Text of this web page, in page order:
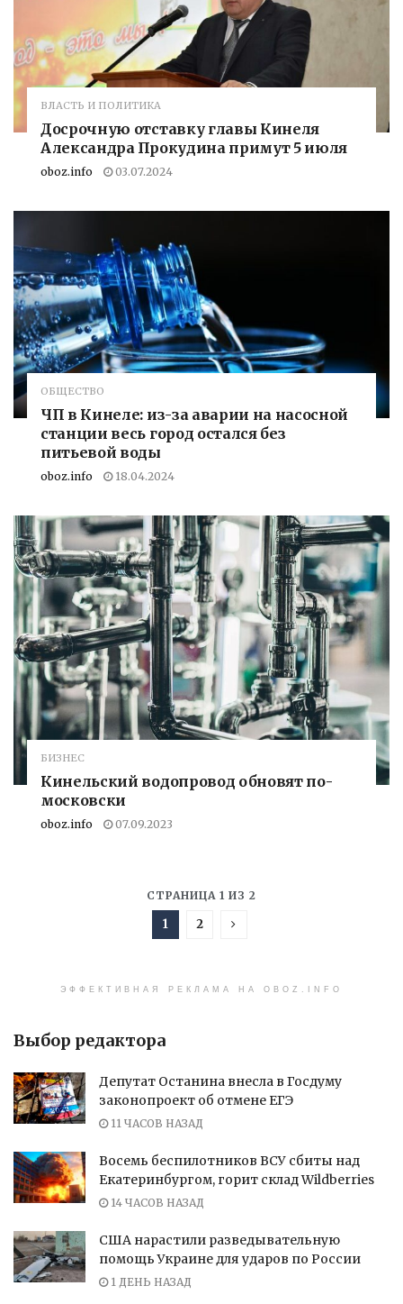
ВЛАСТЬ И ПОЛИТИКА
Досрочную отставку главы Кинеля
Александра Прокудина примут 5 июля
oboz.info 03.07.2024
ОБЩЕСТВО
ЧП в Кинеле: из-за аварии на насосной
станции весь город остался без
питьевой воды
oboz.info 18.04.2024
БИЗНЕС
Кинельский водопровод обновят по-
московски
oboz.info 07.09.2023
СТРАНИЦА 1 ИЗ 2
1 2
ЭФФЕКТИВНАЯ РЕКЛАМА НА OBOZ.INFO
Выбор редактора
Депутат Останина внесла в Госдуму
законопроект об отмене ЕГЭ
11 ЧАСОВ НАЗАД
Восемь беспилотников ВСУ сбиты над
Екатеринбургом, горит склад Wildberries
14 ЧАСОВ НАЗАД
США нарастили разведывательную
помощь Украине для ударов по России
1 ДЕНЬ НАЗАД